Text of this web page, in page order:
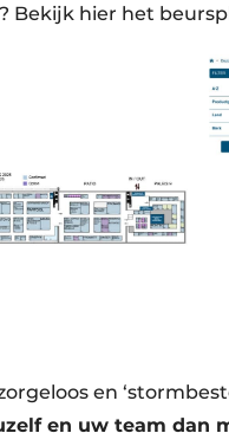
Bekijk hier het
en
en uw team dan